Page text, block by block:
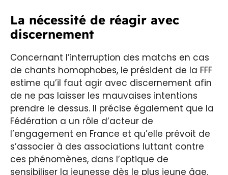
La nécessité de réagir avec
discernement
Concernant l’interruption des matchs en cas
de chants homophobes, le président de la FFF
estime qu’il faut agir avec discernement afin
de ne pas laisser les mauvaises intentions
prendre le dessus. Il précise également que la
Fédération a un rôle d’acteur de
l’engagement en France et qu’elle prévoit de
s’associer à des associations luttant contre
ces phénomènes, dans l’optique de
sensibiliser la jeunesse dès le plus jeune âge.